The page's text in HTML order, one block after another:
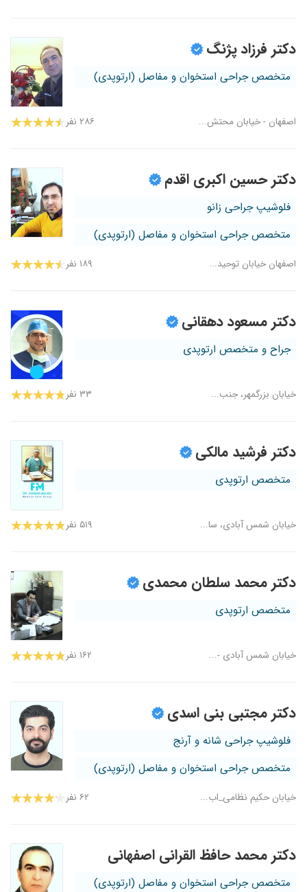
دکتر فرزاد پژنگ
متخصص جراحی استخوان و مفاصل (ارتوپدی)
اصفهان - خیابان محتش... ۲۸۶ نفر
دکتر حسین اکبری اقدم
فلوشیپ جراحی زانو
متخصص جراحی استخوان و مفاصل (ارتوپدی)
اصفهان خیابان توحید... ۱۸۹ نفر
دکتر مسعود دهقانی
جراح و متخصص ارتوپدی
خیابان بزرگمهر، جنب... ۳۳ نفر
دکتر فرشید مالکی
متخصص ارتوپدی
خیابان شمس آبادی، سا... ۵۱۹ نفر
دکتر محمد سلطان محمدی
متخصص ارتوپدی
۱۶۲ نفر
دکتر مجتبی بنی اسدی
فلوشیپ جراحی شانه و آرنج
متخصص جراحی استخوان و مفاصل (ارتوپدی)
خیابان حکیم نظامی_اب... ۶۲ نفر
دکتر محمد حافظ القرانی اصفهانی
متخصص جراحی استخوان و مفاصل (ارتوپدی)